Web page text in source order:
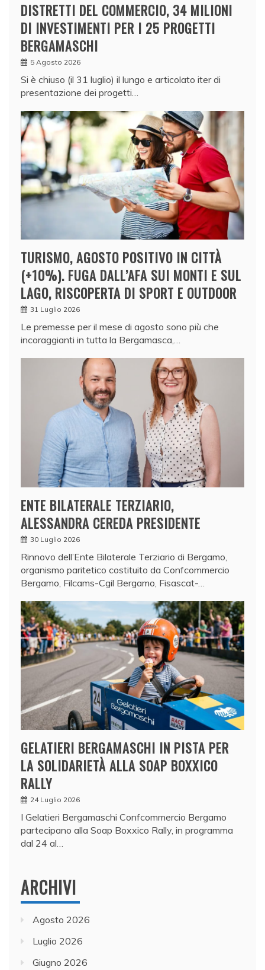
DISTRETTI DEL COMMERCIO, 34 MILIONI
DI INVESTIMENTI PER I 25 PROGETTI
BERGAMASCHI
5 Agosto 2026
Si è chiuso (il 31 luglio) il lungo e articolato iter di
presentazione dei progetti…
TURISMO, AGOSTO POSITIVO IN CITTÀ
(+10%). FUGA DALL’AFA SUI MONTI E SUL
LAGO, RISCOPERTA DI SPORT E OUTDOOR
31 Luglio 2026
Le premesse per il mese di agosto sono più che
incoraggianti in tutta la Bergamasca,…
ENTE BILATERALE TERZIARIO,
ALESSANDRA CEREDA PRESIDENTE
30 Luglio 2026
Rinnovo dell’Ente Bilaterale Terziario di Bergamo,
organismo paritetico costituito da Confcommercio
Bergamo, Filcams-Cgil Bergamo, Fisascat-…
GELATIERI BERGAMASCHI IN PISTA PER
LA SOLIDARIETÀ ALLA SOAP BOXXICO
RALLY
24 Luglio 2026
I Gelatieri Bergamaschi Confcommercio Bergamo
partecipano alla Soap Boxxico Rally, in programma
dal 24 al…
ARCHIVI
Agosto 2026
Luglio 2026
Giugno 2026